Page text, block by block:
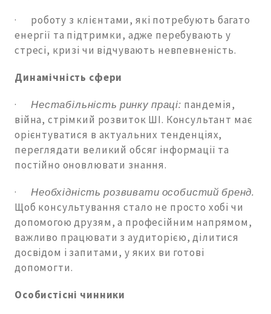
· роботу з клієнтами, які потребують багато
енергії та підтримки, адже перебувають у
стресі, кризі чи відчувають невпевненість.
Динамічність сфери
· Нестабільність ринку праці: пандемія,
війна, стрімкий розвиток ШІ. Консультант має
орієнтуватися в актуальних тенденціях,
переглядати великий обсяг інформації та
постійно оновлювати знання.
·
Необхідність розвивати особистий бренд.
Щоб консультування стало не просто хобі чи
допомогою друзям, а професійним напрямом,
важливо працювати з аудиторією, ділитися
досвідом і запитами, у яких ви готові
допомогти.
Особистісні чинники